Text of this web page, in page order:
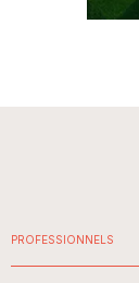
PROFESSIONNELS